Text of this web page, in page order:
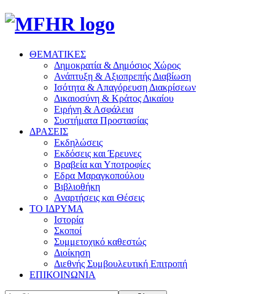
ΘΕΜΑΤΙΚΕΣ
Δημοκρατία & Δημόσιος Χώρος
Ανάπτυξη & Αξιοπρεπής Διαβίωση
Ισότητα & Απαγόρευση Διακρίσεων
Δικαιοσύνη & Κράτος Δικαίου
Ειρήνη & Ασφάλεια
Συστήματα Προστασίας
ΔΡΑΣΕΙΣ
Εκδηλώσεις
Εκδόσεις και Έρευνες
Βραβεία και Υποτροφίες
Εδρα Μαραγκοπούλου
Βιβλιοθήκη
Αναρτήσεις και Θέσεις
ΤΟ ΙΔΡΥΜΑ
Ιστορία
Σκοποί
Συμμετοχικό καθεστώς
Διοίκηση
Διεθνής Συμβουλευτική Επιτροπή
ΕΠΙΚΟΙΝΩΝΙΑ